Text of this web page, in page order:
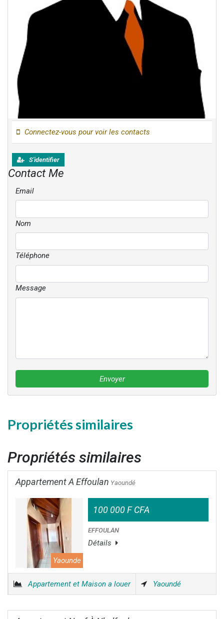
Connectez-vous pour voir les contacts
S'identifier
Contact Me
Email
Nom
Téléphone
Message
Envoyer
Propriétés similaires
Propriétés similaires
Appartement A Effoulan Yaoundé
Yaounde
100 000 F CFA
EFFOULAN
Détails
Appartement et Maison a louer Yaoundé